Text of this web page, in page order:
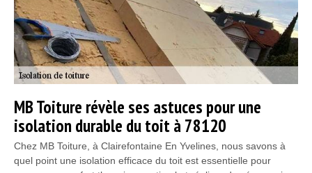
MB Toiture révèle ses astuces pour une
isolation durable du toit à 78120
Chez MB Toiture, à Clairefontaine En Yvelines, nous savons à
quel point une isolation efficace du toit est essentielle pour